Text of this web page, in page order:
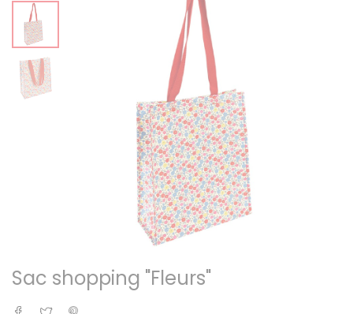
Sac shopping "Fleurs"
Partager
Tweet